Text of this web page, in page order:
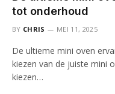
tot onderhoud
BY CHRIS MEI 11, 2025
De ultieme mini oven
kiezen van de juiste mini
kiezen…